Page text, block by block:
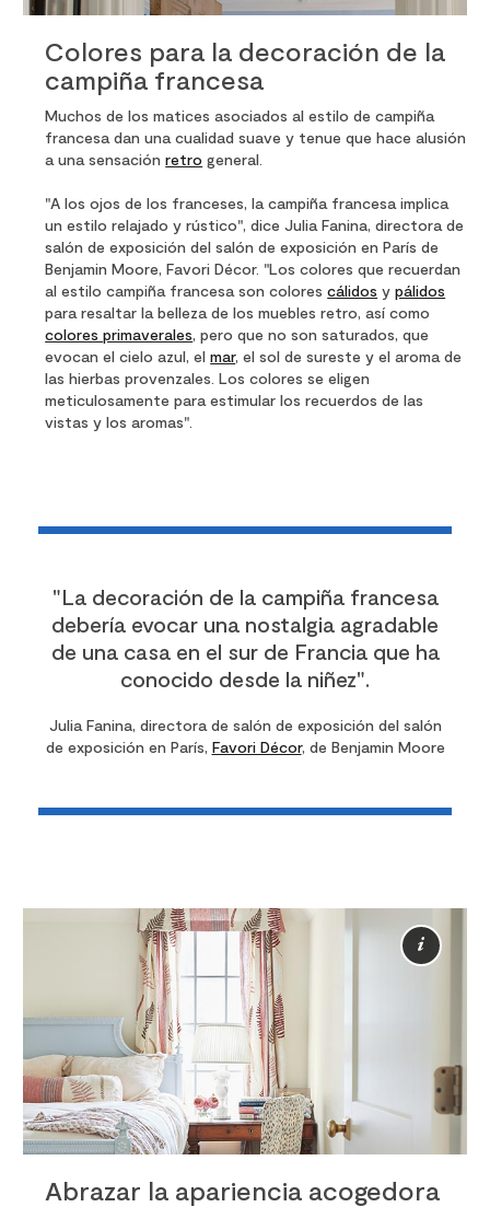
Colores para la decoración de la
campiña francesa
Muchos de los matices asociados al estilo de campiña
francesa dan una cualidad suave y tenue que hace alusión
a una sensaciónretro general.
"A los ojos de los franceses, la campiña francesa implica
un estilo relajado y rústico", dice Julia Fanina, directora de
salón de exposición del salón de exposición en París de
Benjamin Moore, Favori Décor. "Los colores que recuerdan
al estilo campiña francesa son colorescálidos ypálidos
para resaltar la belleza de los muebles retro, así como
colores primaverales, pero que no son saturados, que
evocan el cielo azul, elmar, el sol de sureste y el aroma de
las hierbas provenzales. Los colores se eligen
meticulosamente para estimular los recuerdos de las
vistas y los aromas".
"La decoración de la campiña francesa
debería evocar una nostalgia agradable
de una casa en el sur de Francia que ha
conocido desde la niñez".
Julia Fanina, directora de salón de exposición del salón
de exposición en París, Favori Décor, de Benjamin Moore
Más
Abrazar la apariencia acogedora